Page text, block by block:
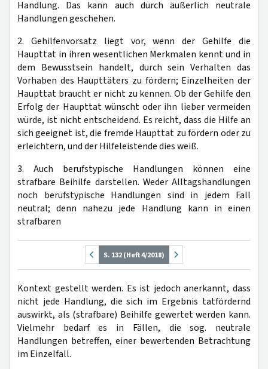
Handlung. Das kann auch durch äußerlich neutrale
Handlungen geschehen.
2. Gehilfenvorsatz liegt vor, wenn der Gehilfe die
Haupttat in ihren wesentlichen Merkmalen kennt und in
dem Bewusstsein handelt, durch sein Verhalten das
Vorhaben des Haupttäters zu fördern; Einzelheiten der
Haupttat braucht er nicht zu kennen. Ob der Gehilfe den
Erfolg der Haupttat wünscht oder ihn lieber vermeiden
würde, ist nicht entscheidend. Es reicht, dass die Hilfe an
sich geeignet ist, die fremde Haupttat zu fördern oder zu
erleichtern, und der Hilfeleistende dies weiß.
3. Auch berufstypische Handlungen können eine
strafbare Beihilfe darstellen. Weder Alltagshandlungen
noch berufstypische Handlungen sind in jedem Fall
neutral; denn nahezu jede Handlung kann in einen
strafbaren
S. 132 (Heft 4/2018)
Kontext gestellt werden. Es ist jedoch anerkannt, dass
nicht jede Handlung, die sich im Ergebnis tatfördernd
auswirkt, als (strafbare) Beihilfe gewertet werden kann.
Vielmehr bedarf es in Fällen, die sog. neutrale
Handlungen betreffen, einer bewertenden Betrachtung
im Einzelfall.